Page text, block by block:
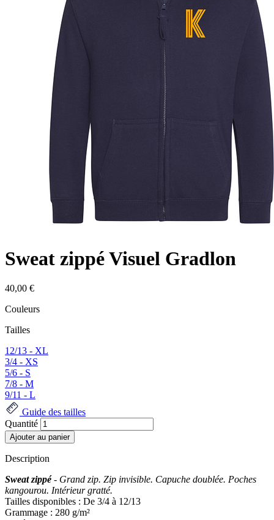
Sweat zippé Visuel Gradlon
40,00 €
Couleurs
Tailles
12/13 - XL
3/4 - XS
5/6 - S
7/8 - M
9/11 - L
Guide des tailles
Quantité
Description
Sweat zippé- Grand zip. Zip invisible. Capuche doublée. Poches
kangourou. Intérieur gratté.
Tailles disponibles : De 3/4 à 12/13
Grammage : 280 g/m²